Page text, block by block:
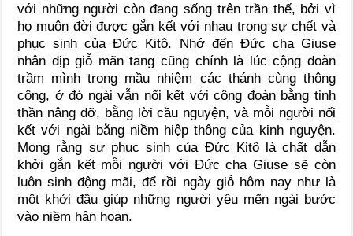
với những người còn đang sống trên trần thế, bởi vì
họ muôn đời được gắn kết với nhau trong sự chết và
phục sinh của Đức Kitô. Nhớ đến Đức cha Giuse
nhân dịp giỗ mãn tang cũng chính là lúc cộng đoàn
trầm mình trong mầu nhiệm các thánh cùng thông
công, ở đó ngài vẫn nối kết với cộng đoàn bằng tinh
thần nâng đỡ, bằng lời cầu nguyện, và mỗi người nối
kết với ngài bằng niềm hiệp thông của kinh nguyện.
Mong rằng sự phục sinh của Đức Kitô là chất dẫn
khởi gắn kết mỗi người với Đức cha Giuse sẽ còn
luôn sinh động mãi, để rồi ngày giỗ hôm nay như là
một khởi đầu giúp những người yêu mến ngài bước
vào niềm hân hoan.